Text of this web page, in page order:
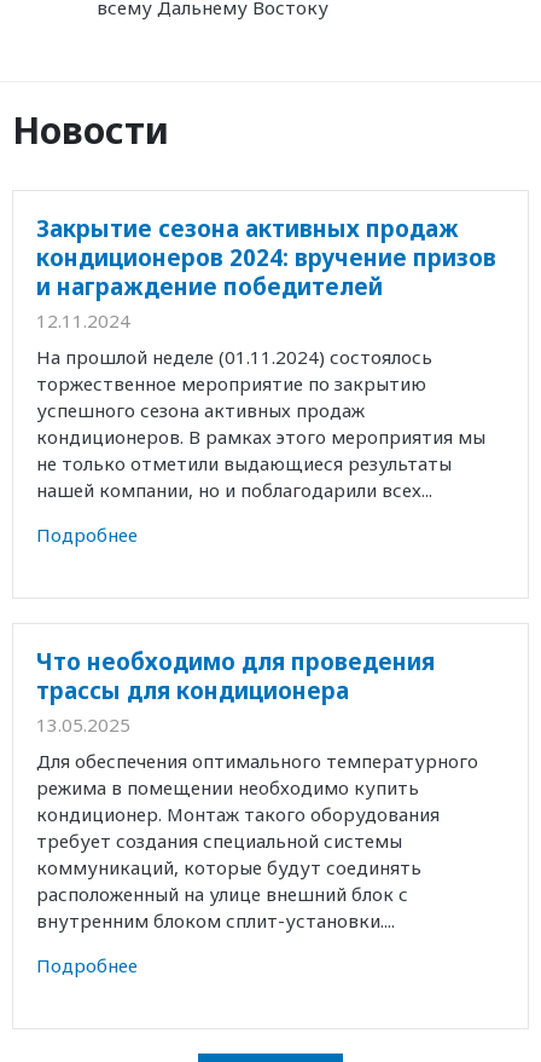
всему Дальнему Востоку
Новости
Закрытие сезона активных продаж
кондиционеров 2024: вручение призов
и награждение победителей
12.11.2024
На прошлой неделе (01.11.2024) состоялось
торжественное мероприятие по закрытию
успешного сезона активных продаж
кондиционеров. В рамках этого мероприятия мы
не только отметили выдающиеся результаты
нашей компании, но и поблагодарили всех...
Подробнее
Что необходимо для проведения
трассы для кондиционера
13.05.2025
Для обеспечения оптимального температурного
режима в помещении необходимо купить
кондиционер. Монтаж такого оборудования
требует создания специальной системы
коммуникаций, которые будут соединять
расположенный на улице внешний блок с
внутренним блоком сплит-установки....
Подробнее